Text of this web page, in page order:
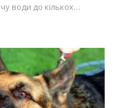
води до кількох…